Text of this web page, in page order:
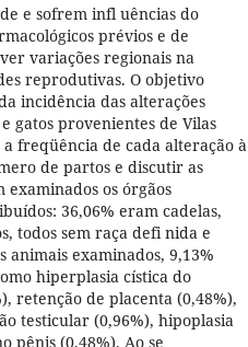
e sofrem infl uências do
prévios e de
variações regionais na
reprodutivas. O objetivo
incidência das alterações
gatos provenientes de Vilas
freqüência de cada alteração à
de partos e discutir as
os órgãos
36,06% eram cadelas,
todos sem raça defi nida e
animais examinados, 9,13%
hiperplasia cística do
retenção de placenta (0,48%),
testicular (0,96%), hipoplasia
pênis (0,48%). Ao se